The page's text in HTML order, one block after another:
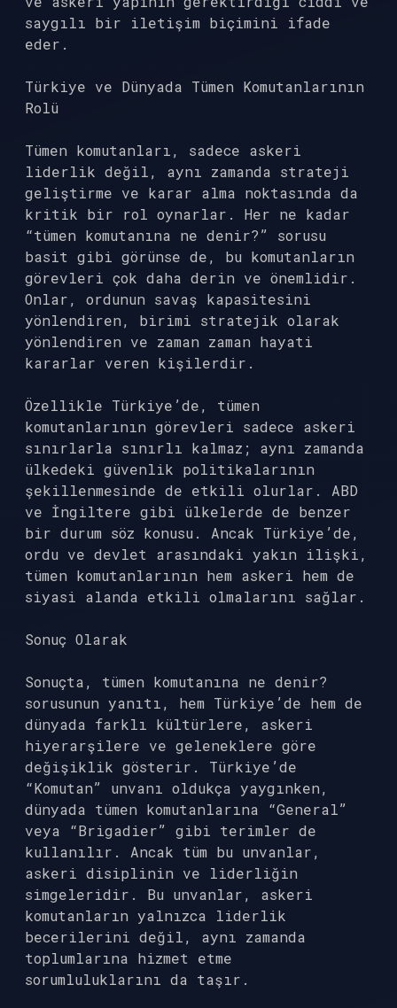
saygılı bir iletişim biçimini ifade
eder.
Türkiye ve Dünyada Tümen Komutanlarının
Rolü
Tümen komutanları, sadece askeri
liderlik değil, aynı zamanda strateji
geliştirme ve karar alma noktasında da
kritik bir rol oynarlar. Her ne kadar
“tümen komutanına ne denir?” sorusu
basit gibi görünse de, bu komutanların
görevleri çok daha derin ve önemlidir.
Onlar, ordunun savaş kapasitesini
yönlendiren, birimi stratejik olarak
yönlendiren ve zaman zaman hayati
kararlar veren kişilerdir.
Özellikle Türkiye’de, tümen
komutanlarının görevleri sadece askeri
sınırlarla sınırlı kalmaz; aynı zamanda
ülkedeki güvenlik politikalarının
şekillenmesinde de etkili olurlar. ABD
ve İngiltere gibi ülkelerde de benzer
bir durum söz konusu. Ancak Türkiye’de,
ordu ve devlet arasındaki yakın ilişki,
tümen komutanlarının hem askeri hem de
siyasi alanda etkili olmalarını sağlar.
Sonuç Olarak
Sonuçta, tümen komutanına ne denir?
sorusunun yanıtı, hem Türkiye’de hem de
dünyada farklı kültürlere, askeri
hiyerarşilere ve geleneklere göre
değişiklik gösterir. Türkiye’de
“Komutan” unvanı oldukça yaygınken,
dünyada tümen komutanlarına “General”
veya “Brigadier” gibi terimler de
kullanılır. Ancak tüm bu unvanlar,
askeri disiplinin ve liderliğin
simgeleridir. Bu unvanlar, askeri
komutanların yalnızca liderlik
becerilerini değil, aynı zamanda
toplumlarına hizmet etme
sorumluluklarını da taşır.